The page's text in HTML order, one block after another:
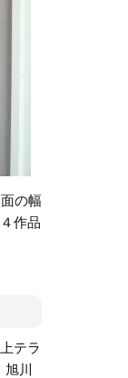
の幅
作品
テラ
川